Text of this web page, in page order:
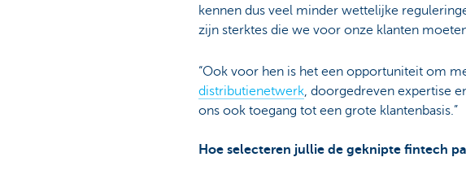
kennen dus veel minder wettelijke
zijn sterktes die we voor onze klanten
“Ook voor hen is het een opportuniteit om
distributienetwerk, doorgedreven expertise
ons ook toegang tot een grote klantenbasis.”
Hoe selecteren jullie de geknipte fintech